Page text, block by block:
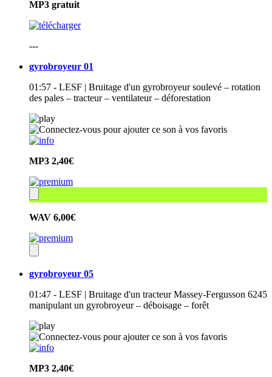
MP3 gratuit
---
gyrobroyeur 01
01:57 - LESF | Bruitage d'un gyrobroyeur soulevé – rotation
des pales – tracteur – ventilateur – déforestation
MP3 2,40€
WAV 6,00€
gyrobroyeur 05
01:47 - LESF | Bruitage d'un tracteur Massey-Fergusson 6245
manipulant un gyrobroyeur – déboisage – forêt
MP3 2,40€